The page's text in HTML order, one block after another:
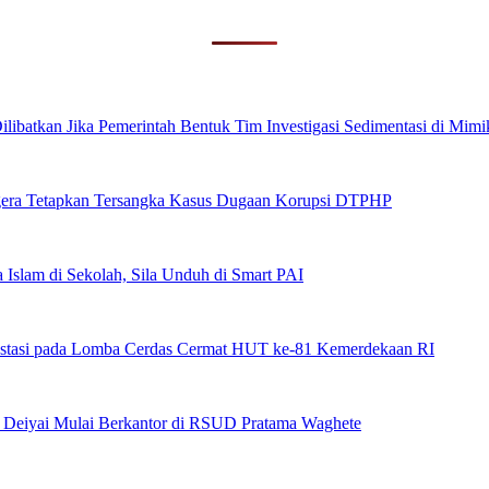
Jika Pemerintah Bentuk Tim Investigasi Sedimentasi di
Tetapkan Tersangka Kasus Dugaan Korupsi DTPHP
di Sekolah, Sila Unduh di Smart PAI
pada Lomba Cerdas Cermat HUT ke-81 Kemerdekaan RI
Mulai Berkantor di RSUD Pratama Waghete